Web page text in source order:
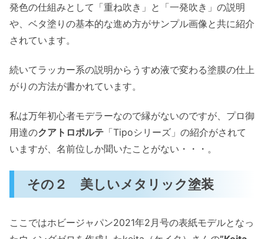
発色の仕組みとして「重ね吹き」と「一発吹き」の説明
や、ベタ塗りの基本的な進め方がサンプル画像と共に紹介
されています。
続いてラッカー系の説明からうすめ液で変わる塗膜の仕上
がりの方法が書かれています。
私は万年初心者モデラーなので縁がないのですが、プロ御
用達のクアトロポルテ 「Tipoシリーズ」の紹介がされて
いますが、名前位しか聞いたことがない・・・。
その２ 美しいメタリック塗装
ここではホビージャパン2021年2月号の表紙モデルとなっ